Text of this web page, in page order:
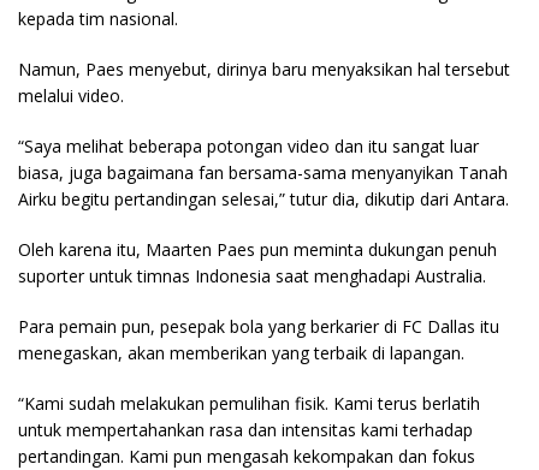
kepada tim nasional.
Namun, Paes menyebut, dirinya baru menyaksikan hal tersebut
melalui video.
“Saya melihat beberapa potongan video dan itu sangat luar
biasa, juga bagaimana fan bersama-sama menyanyikan Tanah
Airku begitu pertandingan selesai,” tutur dia, dikutip dari Antara.
Oleh karena itu, Maarten Paes pun meminta dukungan penuh
suporter untuk timnas Indonesia saat menghadapi Australia.
Para pemain pun, pesepak bola yang berkarier di FC Dallas itu
menegaskan, akan memberikan yang terbaik di lapangan.
“Kami sudah melakukan pemulihan fisik. Kami terus berlatih
untuk mempertahankan rasa dan intensitas kami terhadap
pertandingan. Kami pun mengasah kekompakan dan fokus